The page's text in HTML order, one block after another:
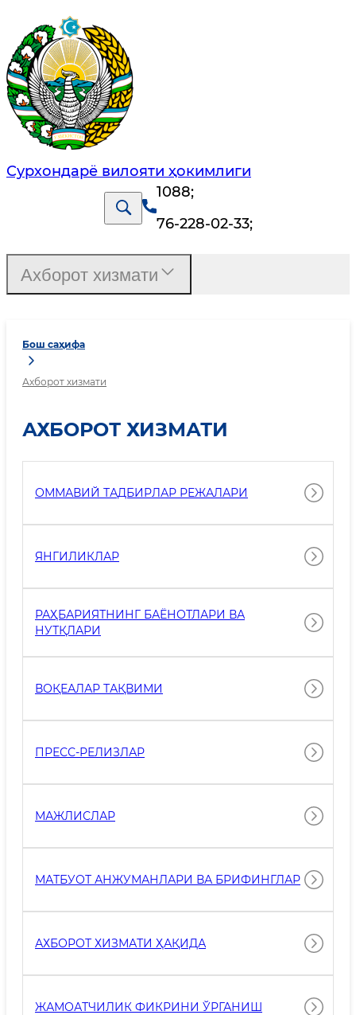
Сурхондарё вилояти ҳокимлиги
1088;
76-228-02-33;
Бош саҳифа
Ахборот хизмати
АХБОРОТ ХИЗМАТИ
ОММАВИЙ ТАДБИРЛАР РЕЖАЛАРИ
ЯНГИЛИКЛАР
РАҲБАРИЯТНИНГ БАЁНОТЛАРИ ВА
НУТҚЛАРИ
ВОҚЕАЛАР ТАҚВИМИ
ПРЕСС-РЕЛИЗЛАР
МАЖЛИСЛАР
МАТБУОТ АНЖУМАНЛАРИ ВА БРИФИНГЛАР
АХБОРОТ ХИЗМАТИ ҲАҚИДА
ЖАМОАТЧИЛИК ФИКРИНИ ЎРГАНИШ
Ахборот хизмати